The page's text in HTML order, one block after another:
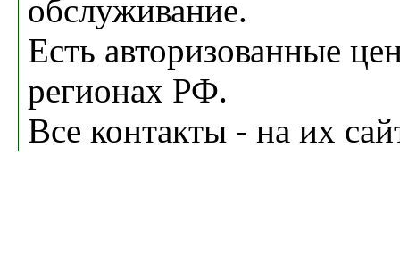
обслуживание.
Есть авторизованные
регионах РФ.
Все контакты - на их